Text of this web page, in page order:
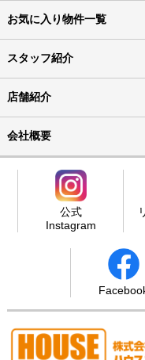
お気に入り物件一覧
スタッフ紹介
店舗紹介
会社概要
公式
Instagram